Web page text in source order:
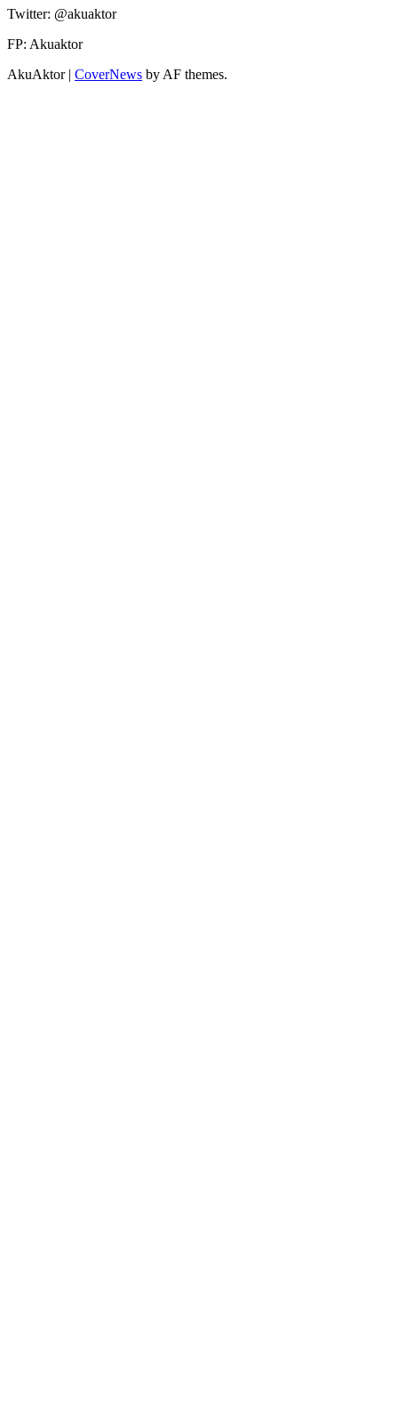
Twitter: @akuaktor
FP: Akuaktor
AkuAktor | CoverNews by AF themes.